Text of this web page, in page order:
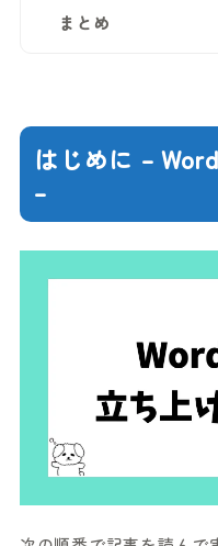
まとめ
はじめに –
–